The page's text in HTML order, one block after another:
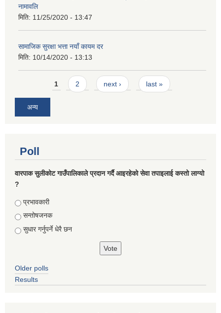
नामावलि
मिति: 11/25/2020 - 13:47
सामाजिक सुरक्षा भत्ता नयाँ कायम दर
मिति: 10/14/2020 - 13:13
Pages1 2 next › last »
अन्य
Poll
वारपाक सुलीकोट गाउँपालिकाले प्रदान गर्दै आइरहेको सेवा तपाइलाई कस्तो लाग्यो
?
Choices
प्रभावकारी
सन्तोषजनक
सुधार गर्नुपर्ने धेरै छन
Older polls
Results